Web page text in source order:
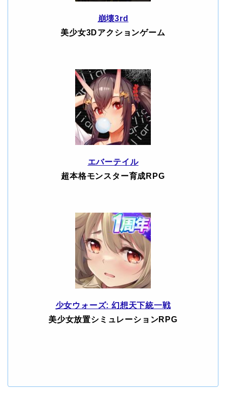
崩壊3rd
美少女3Dアクションゲーム
エバーテイル
超本格モンスター育成RPG
少女ウォーズ: 幻想天下統一戦
美少女放置シミュレーションRPG